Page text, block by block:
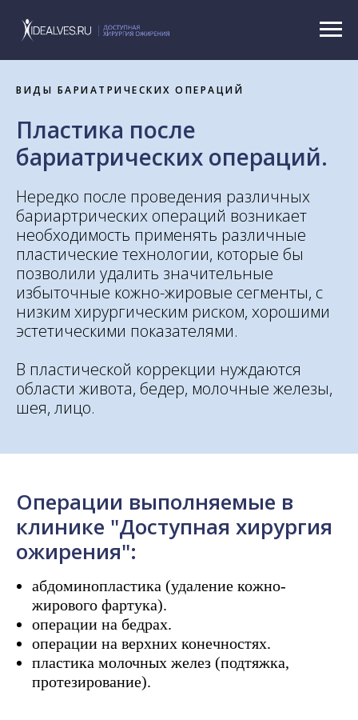
ВИДЫ БАРИАТРИЧЕСКИХ ОПЕРАЦИЙ
Пластика после
бариатрических операций.
Нередко после проведения различных
бариартрических операций возникает
необходимость применять различные
пластические технологии, которые бы
позволили удалить значительные
избыточные кожно-жировые сегменты, с
низким хирургическим риском, хорошими
эстетическими показателями.
В пластической коррекции нуждаются
области живота, бедер, молочные железы,
шея, лицо.
Операции выполняемые в
клинике "Доступная хирургия
ожирения":
абдоминопластика (удаление кожно-
жирового фартука).
операции на бедрах.
операции на верхних конечностях.
пластика молочных желез (подтяжка,
протезирование).